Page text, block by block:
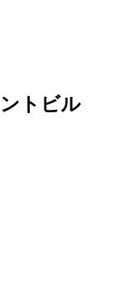
トビル